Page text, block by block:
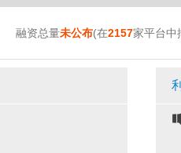
融资总量未公布(在2157家平台中